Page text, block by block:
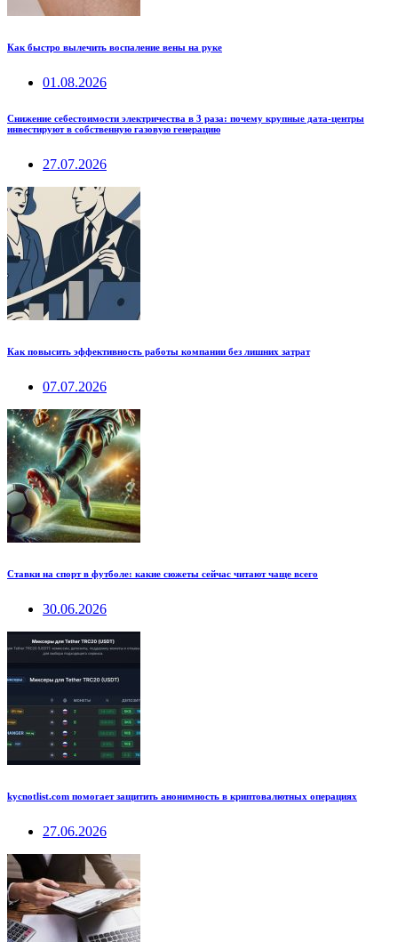
Как быстро вылечить воспаление вены на руке
01.08.2026
Снижение себестоимости электричества в 3 раза: почему крупные дата-центры
инвестируют в собственную газовую генерацию
27.07.2026
Как повысить эффективность работы компании без лишних затрат
07.07.2026
Ставки на спорт в футболе: какие сюжеты сейчас читают чаще всего
30.06.2026
kycnotlist.com помогает защитить анонимность в криптовалютных операциях
27.06.2026